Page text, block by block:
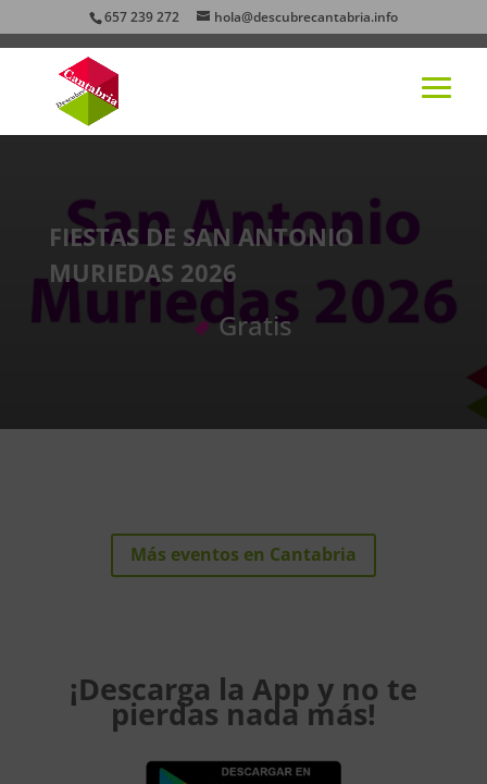
657 239 272 hola@descubrecantabria.info
FIESTAS DE SAN ANTONIO
MURIEDAS 2026
Gratis
Más eventos en Cantabria
¡Descarga la App y no te
pierdas nada más!